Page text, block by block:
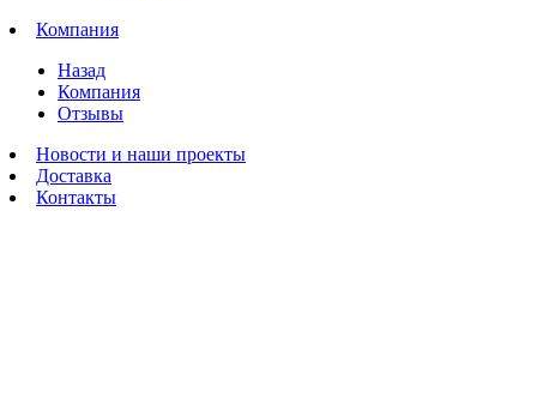
Компания
Назад
Компания
Отзывы
Новости и наши проекты
Доставка
Контакты